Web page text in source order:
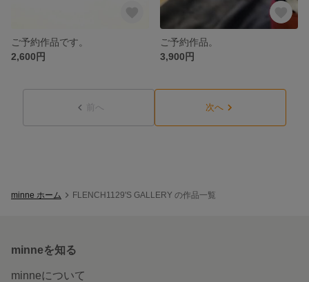
ご予約作品です。
2,600円
ご予約作品。
3,900円
前へ 次へ
minne ホーム FLENCH1129'S GALLERY の作品一覧
minneを知る
minneについて